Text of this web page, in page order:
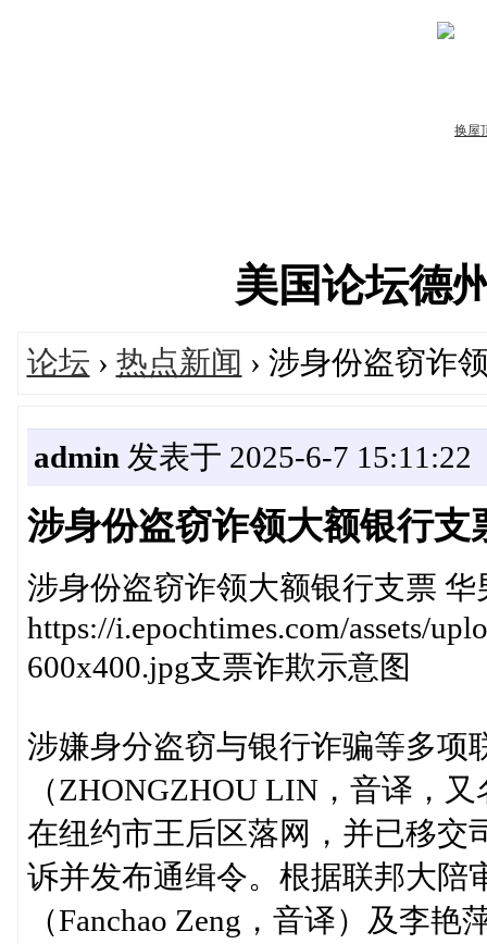
美国论坛德
论坛 › 热点新闻 › 涉身份盗窃诈
admin 发表于 2025-6-7 15:11:22
涉身份盗窃诈领大额银行支
涉身份盗窃诈领大额银行支票 华
https://i.epochtimes.com/assets/
600x400.jpg支票诈欺示意图
涉嫌身分盗窃与银行诈骗等多项
（ZHONGZHOU LIN，音译，
在纽约市王后区落网，并已移交
诉并发布通缉令。根据联邦大陪
（Fanchao Zeng，音译）及李